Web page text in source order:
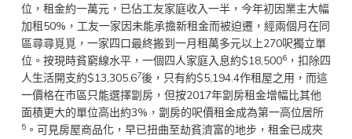
位，租金約一萬元，已佔工友家庭收入一半，今年初因業主大幅
加租50%，工友一家因未能承擔新租金而被迫遷，經兩個月在同
區尋尋覓覓，一家四口最終搬到一月租萬多元以上270呎獨立單
位。按現時貧窮線水平，一個四人家庭入息約$18,5006，扣除四
人生活開支約$13,305.67後，只有約$5,194.4作租屋之用，而這
一價格在市區只能選擇劏房，但按2017年劏房租金增幅比其他
面積更大的單位高出約3%，劏房的呎價租金成為第一高位居所
5。可見房屋商品化，早已扭曲至劫貧濟富的地步，租金已成夾